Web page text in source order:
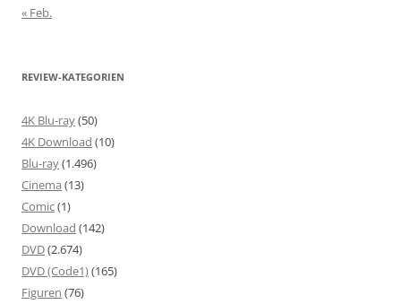
« Feb.
REVIEW-KATEGORIEN
4K Blu-ray(50)
4K Download (10)
Blu-ray(1.496)
Cinema (13)
Comic(1)
Download (142)
DVD(2.674)
DVD (Code1)(165)
Figuren (76)